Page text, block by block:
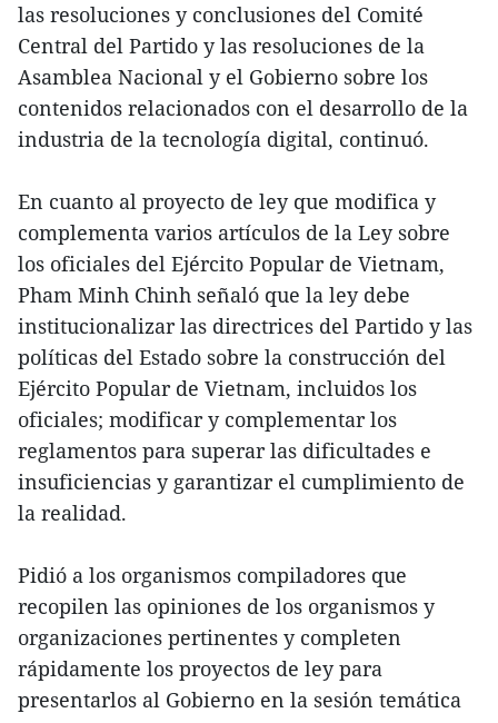
las resoluciones y conclusiones del Comité
Central del Partido y las resoluciones de la
Asamblea Nacional y el Gobierno sobre los
contenidos relacionados con el desarrollo de la
industria de la tecnología digital, continuó.
En cuanto al proyecto de ley que modifica y
complementa varios artículos de la Ley sobre
los oficiales del Ejército Popular de Vietnam,
Pham Minh Chinh señaló que la ley debe
institucionalizar las directrices del Partido y las
políticas del Estado sobre la construcción del
Ejército Popular de Vietnam, incluidos los
oficiales; modificar y complementar los
reglamentos para superar las dificultades e
insuficiencias y garantizar el cumplimiento de
la realidad.
Pidió a los organismos compiladores que
recopilen las opiniones de los organismos y
organizaciones pertinentes y completen
rápidamente los proyectos de ley para
presentarlos al Gobierno en la sesión temática